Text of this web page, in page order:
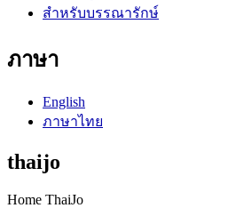
สำหรับบรรณารักษ์
ภาษา
English
ภาษาไทย
thaijo
Home ThaiJo